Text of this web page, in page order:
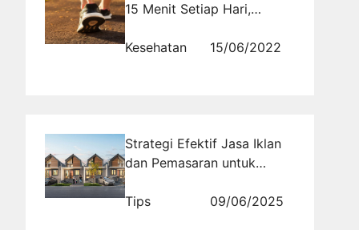
15 Menit Setiap Hari,
Panjang Umur dan Dapat
Kesehatan 15/06/2022
Strategi Efektif Jasa Iklan
dan Pemasaran untuk
Tips
09/06/2025